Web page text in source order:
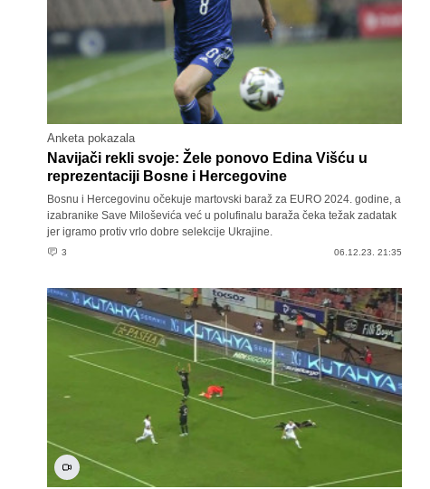
Anketa pokazala
Navijači rekli svoje: Žele ponovo Edina Višću u
reprezentaciji Bosne i Hercegovine
Bosnu i Hercegovinu očekuje martovski baraž za EURO 2024. godine, a
izabranike Save Miloševića već u polufinalu baraža čeka težak zadatak
jer igramo protiv vrlo dobre selekcije Ukrajine.
3 06.12.23. 21:35